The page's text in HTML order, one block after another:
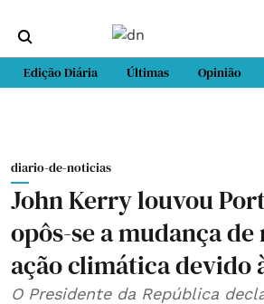
Edição Diária Últimas Opinião
diario-de-noticias
John Kerry louvou
opôs-se a mudança
ação climática devido
O Presidente da República